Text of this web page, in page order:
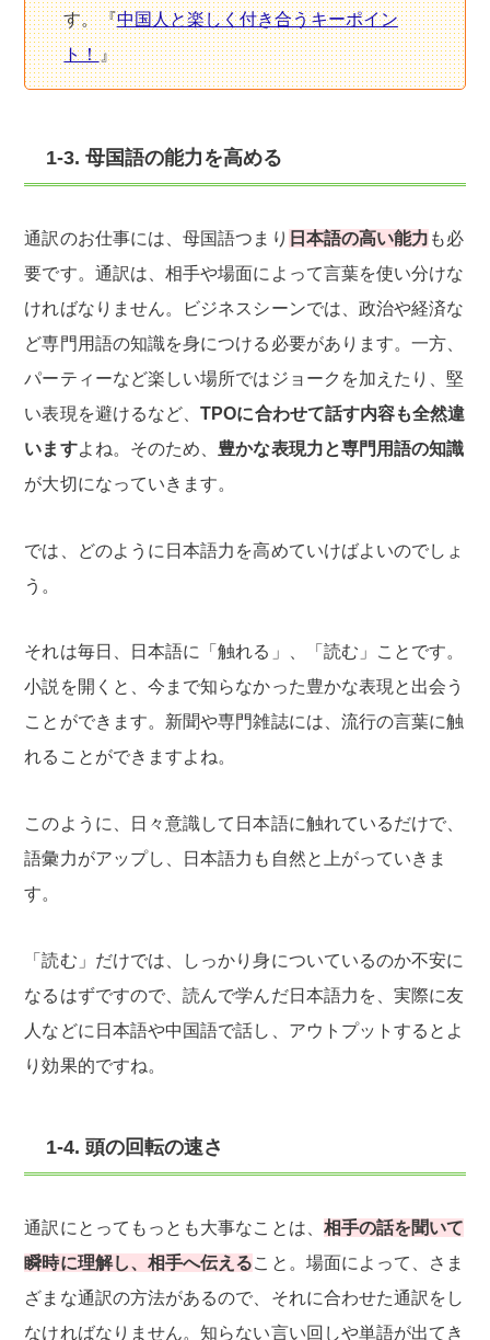
す。『中国人と楽しく付き合うキーポイン
ト！』
1-3. 母国語の能力を高める
通訳のお仕事には、母国語つまり 日本語の高い能力 も必
要です。通訳は、相手や場面によって言葉を使い分けな
ければなりません。ビジネスシーンでは、政治や経済な
ど専門用語の知識を身につける必要があります。一方、
パーティーなど楽しい場所ではジョークを加えたり、堅
い表現を避けるなど、TPOに合わせて話す内容も全然違
いますよね。そのため、 豊かな表現力と専門用語の知識
が大切になっていきます。
では、どのように日本語力を高めていけばよいのでしょ
う。
それは毎日、日本語に「触れる」、「読む」ことです。
小説を開くと、今まで知らなかった豊かな表現と出会う
ことができます。新聞や専門雑誌には、流行の言葉に触
れることができますよね。
このように、日々意識して日本語に触れているだけで、
語彙力がアップし、日本語力も自然と上がっていきま
す。
「読む」だけでは、しっかり身についているのか不安に
なるはずですので、読んで学んだ日本語力を、実際に友
人などに日本語や中国語で話し、アウトプットするとよ
り効果的ですね。
1-4. 頭の回転の速さ
通訳にとってもっとも大事なことは、 相手の話を聞いて
瞬時に理解し、相手へ伝えること。場面によって、さま
ざまな通訳の方法があるので、それに合わせた通訳をし
なければなりません。知らない言い回しや単語が出てき